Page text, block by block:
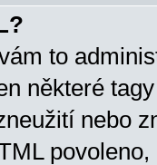
to
některé
nebo